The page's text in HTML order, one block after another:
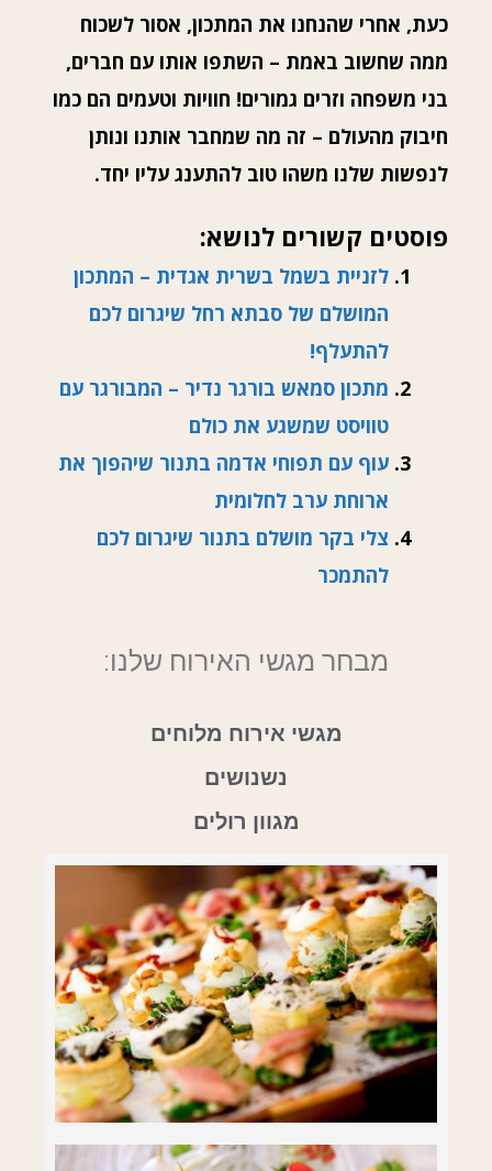
כעת, אחרי שהנחנו את המתכון, אסור לשכוח
ממה שחשוב באמת – השתפו אותו עם חברים,
בני משפחה וזרים גמורים! חוויות וטעמים הם כמו
חיבוק מהעולם – זה מה שמחבר אותנו ונותן
לנפשות שלנו משהו טוב להתענג עליו יחד.
פוסטים קשורים לנושא:
לזניית בשמל בשרית אגדית – המתכון
המושלם של סבתא רחל שיגרום לכם
להתעלף!
מתכון סמאש בורגר נדיר – המבורגר עם
טוויסט שמשגע את כולם
עוף עם תפוחי אדמה בתנור שיהפוך את
ארוחת ערב לחלומית
צלי בקר מושלם בתנור שיגרום לכם
להתמכר
מבחר מגשי האירוח שלנו:
מגשי אירוח מלוחים
נשנושים
מגוון רולים